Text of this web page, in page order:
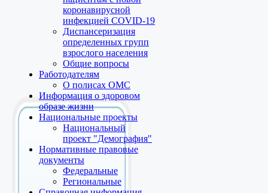
коронавирусной
инфекцией COVID-19
Диспансеризация
определенных групп
взрослого населения
Общие вопросы
Работодателям
О полисах ОМС
Информация о здоровом
образе жизни
Национальные проекты
Национальный
проект "Демография"
Нормативные правовые
документы
Федеральные
Региональные